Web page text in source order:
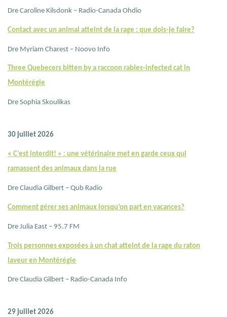
Dre Caroline Kilsdonk – Radio-Canada Ohdio
Contact avec un animal atteint de la rage : que dois-je faire?
Dre Myriam Charest – Noovo Info
Three Quebecers bitten by a raccoon rabies-infected cat in
Montérégie
Dre Sophia Skoulikas
30 juillet 2026
« C’est interdit! » : une vétérinaire met en garde ceux qui
ramassent des animaux dans la rue
Dre Claudia Gilbert – Qub Radio
Comment gérer ses animaux lorsqu’on part en vacances?
Dre Julia East – 95.7 FM
Trois personnes exposées à un chat atteint de la rage du raton
laveur en Montérégie
Dre Claudia Gilbert – Radio-Canada Info
29 juillet 2026